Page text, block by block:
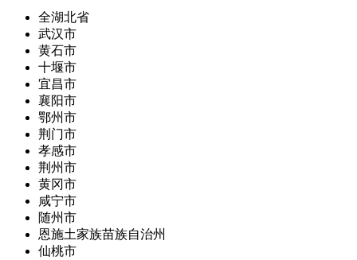
全湖北省
武汉市
黄石市
十堰市
宜昌市
襄阳市
鄂州市
荆门市
孝感市
荆州市
黄冈市
咸宁市
随州市
恩施土家族苗族自治州
仙桃市